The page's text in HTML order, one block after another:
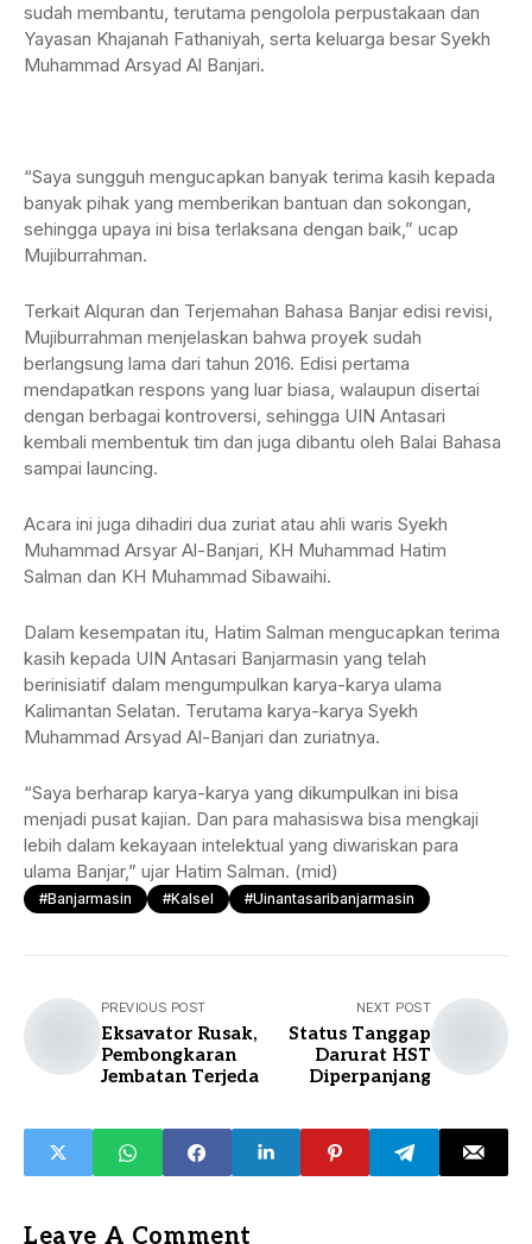
sudah membantu, terutama pengolola perpustakaan dan
Yayasan Khajanah Fathaniyah, serta keluarga besar Syekh
Muhammad Arsyad Al Banjari.
“Saya sungguh mengucapkan banyak terima kasih kepada
banyak pihak yang memberikan bantuan dan sokongan,
sehingga upaya ini bisa terlaksana dengan baik,” ucap
Mujiburrahman.
Terkait Alquran dan Terjemahan Bahasa Banjar edisi revisi,
Mujiburrahman menjelaskan bahwa proyek sudah
berlangsung lama dari tahun 2016. Edisi pertama
mendapatkan respons yang luar biasa, walaupun disertai
dengan berbagai kontroversi, sehingga UIN Antasari
kembali membentuk tim dan juga dibantu oleh Balai Bahasa
sampai launcing.
Acara ini juga dihadiri dua zuriat atau ahli waris Syekh
Muhammad Arsyar Al-Banjari, KH Muhammad Hatim
Salman dan KH Muhammad Sibawaihi.
Dalam kesempatan itu, Hatim Salman mengucapkan terima
kasih kepada UIN Antasari Banjarmasin yang telah
berinisiatif dalam mengumpulkan karya-karya ulama
Kalimantan Selatan. Terutama karya-karya Syekh
Muhammad Arsyad Al-Banjari dan zuriatnya.
“Saya berharap karya-karya yang dikumpulkan ini bisa
menjadi pusat kajian. Dan para mahasiswa bisa mengkaji
lebih dalam kekayaan intelektual yang diwariskan para
ulama Banjar,” ujar Hatim Salman. (mid)
#Banjarmasin #Kalsel #uinantasaribanjarmasin
PREVIOUS POST
Eksavator Rusak,
Pembongkaran
Jembatan Terjeda
NEXT POST
Status Tanggap
Darurat HST
Diperpanjang
Leave A Comment